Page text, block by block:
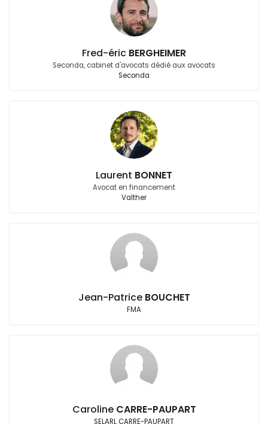
Fred-éric BERGHEIMER
Seconda, cabinet d'avocats dédié aux avocats
Seconda
Laurent BONNET
Avocat en financement
Valther
Jean-Patrice BOUCHET
FMA
Caroline CARRE-PAUPART
SELARL CARRE-PAUPART